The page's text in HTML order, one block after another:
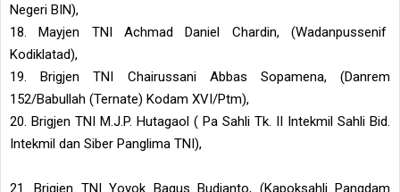
Negeri BIN),
18. Mayjen TNI Achmad Daniel Chardin, (Wadanpussenif
Kodiklatad),
19. Brigjen TNI Chairussani Abbas Sopamena, (Danrem
152/Babullah (Ternate) Kodam XVI/Ptm),
20. Brigjen TNI M.J.P. Hutagaol ( Pa Sahli Tk. II Intekmil Sahli Bid.
Intekmil dan Siber Panglima TNI),
21. Brigjen TNI Yoyok Bagus Budianto, (Kapoksahli Pangdam